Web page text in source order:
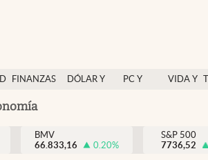
FINANZAS
DÓLAR Y
PC Y
VIDA Y
México
BMV
66.833,16
0.20%
S&P 500
7736,52